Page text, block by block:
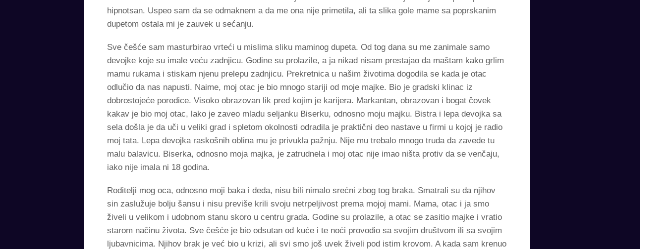
hipnotsan. Uspeo sam da se odmaknem a da me ona nije primetila, ali ta slika gole mame sa poprskanim
dupetom ostala mi je zauvek u sećanju.
Sve češće sam masturbirao vrteći u mislima sliku maminog dupeta. Od tog dana su me zanimale samo
devojke koje su imale veću zadnjicu. Godine su prolazile, a ja nikad nisam prestajao da maštam kako grlim
mamu rukama i stiskam njenu prelepu zadnjicu. Prekretnica u našim životima dogodila se kada je otac
odlučio da nas napusti. Naime, moj otac je bio mnogo stariji od moje majke. Bio je gradski klinac iz
dobrostojeće porodice. Visoko obrazovan lik pred kojim je karijera. Markantan, obrazovan i bogat čovek
kakav je bio moj otac, lako je zaveo mladu seljanku Biserku, odnosno moju majku. Bistra i lepa devojka sa
sela došla je da uči u veliki grad i spletom okolnosti odradila je praktični deo nastave u firmi u kojoj je radio
moj tata. Lepa devojka raskošnih oblina mu je privukla pažnju. Nije mu trebalo mnogo truda da zavede tu
malu balavicu. Biserka, odnosno moja majka, je zatrudnela i moj otac nije imao ništa protiv da se venčaju,
iako nije imala ni 18 godina.
Roditelji mog oca, odnosno moji baka i deda, nisu bili nimalo srećni zbog tog braka. Smatrali su da njihov
sin zaslužuje bolju šansu i nisu previše krili svoju netrpeljivost prema mojoj mami. Mama, otac i ja smo
živeli u velikom i udobnom stanu skoro u centru grada. Godine su prolazile, a otac se zasitio majke i vratio
starom načinu života. Sve češće je bio odsutan od kuće i te noći provodio sa svojim društvom ili sa svojim
ljubavnicima. Njihov brak je već bio u krizi, ali svi smo još uvek živeli pod istim krovom. A kada sam krenuo